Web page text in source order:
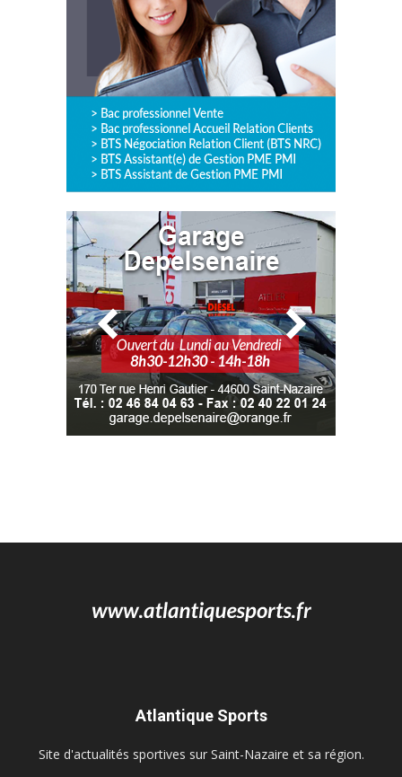
Atlantique Sports
Site d'actualités sportives sur Saint-Nazaire et sa région.